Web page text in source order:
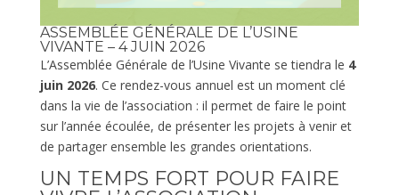
ASSEMBLÉE GÉNÉRALE DE L’USINE
VIVANTE – 4 JUIN 2026
L’Assemblée Générale de l’Usine Vivante se tiendra le 4
juin 2026. Ce rendez-vous annuel est un moment clé
dans la vie de l’association : il permet de faire le point
sur l’année écoulée, de présenter les projets à venir et
de partager ensemble les grandes orientations.
UN TEMPS FORT POUR FAIRE